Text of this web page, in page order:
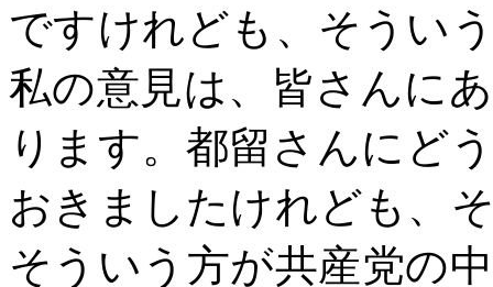
ですけれども、そうい
私の意見は、皆さんに
ります。都留さんにど
おきましたけれども、
そういう方が共産党の